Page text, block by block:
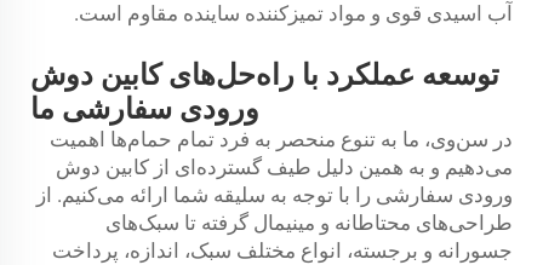
آب اسیدی قوی و مواد تمیزکننده ساینده مقاوم است.
توسعه عملکرد با راه‌حل‌های کابین دوش
ورودی سفارشی ما
در سن‌وی، ما به تنوع منحصر به فرد تمام حمام‌ها اهمیت
می‌دهیم و به همین دلیل طیف گسترده‌ای از کابین دوش
ورودی سفارشی را با توجه به سلیقه شما ارائه می‌کنیم. از
طراحی‌های محتاطانه و مینیمال گرفته تا سبک‌های
جسورانه و برجسته، انواع مختلف سبک، اندازه، پرداخت